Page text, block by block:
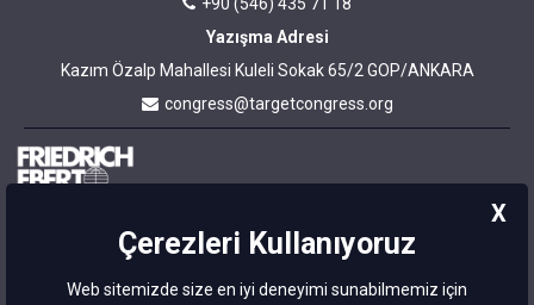
Çerezleri Kullanıyoruz
Web sitemizde size en iyi deneyimi sunabilmemiz için
X
Yazışma Adresi
Kazım Özalp Mahallesi Kuleli Sokak 65/2 GOP/ANKARA
congress@targetcongress.org
Stiftung